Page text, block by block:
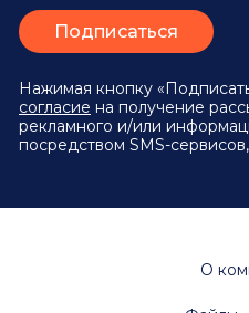
Нажимая кнопку
согласие на получение
рекламного и/или
посредством SMS-
О